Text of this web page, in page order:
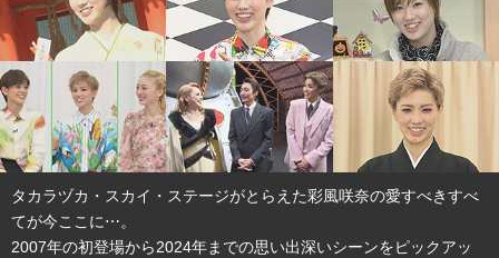
タカラヅカ・スカイ・ステージがとらえた彩風咲奈の愛すべきすべ
てが今ここに⋯。
2007年の初登場から2024年までの思い出深いシーンをピックアッ
宝塚クリエイティブアーツ 企業情報
宝塚クリエイティブアーツ 採用情報
宝塚歌劇公式ホームページ